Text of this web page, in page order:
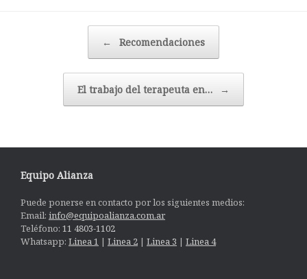
← Recomendaciones
El trabajo del terapeuta en… →
Equipo Alianza
Puede ponerse en contacto por los siguientes medios:
Email: info@equipoalianza.com.ar
Teléfono: 11 4803-1102
Whatsapp: Linea 1 | Linea 2 | Linea 3 | Linea 4